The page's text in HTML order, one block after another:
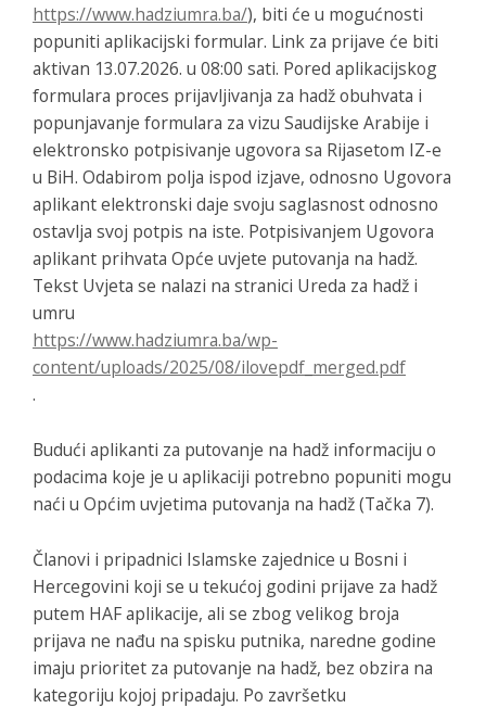
https://www.hadziumra.ba/), biti će u mogućnosti
popuniti aplikacijski formular. Link za prijave će biti
aktivan 13.07.2026. u 08:00 sati. Pored aplikacijskog
formulara proces prijavljivanja za hadž obuhvata i
popunjavanje formulara za vizu Saudijske Arabije i
elektronsko potpisivanje ugovora sa Rijasetom IZ-e
u BiH. Odabirom polja ispod izjave, odnosno Ugovora
aplikant elektronski daje svoju saglasnost odnosno
ostavlja svoj potpis na iste. Potpisivanjem Ugovora
aplikant prihvata Opće uvjete putovanja na hadž.
Tekst Uvjeta se nalazi na stranici Ureda za hadž i
umru
https://www.hadziumra.ba/wp-
content/uploads/2025/08/ilovepdf_merged.pdf
.
Budući aplikanti za putovanje na hadž informaciju o
podacima koje je u aplikaciji potrebno popuniti mogu
naći u Općim uvjetima putovanja na hadž (Tačka 7).
Članovi i pripadnici Islamske zajednice u Bosni i
Hercegovini koji se u tekućoj godini prijave za hadž
putem HAF aplikacije, ali se zbog velikog broja
prijava ne nađu na spisku putnika, naredne godine
imaju prioritet za putovanje na hadž, bez obzira na
kategoriju kojoj pripadaju. Po završetku